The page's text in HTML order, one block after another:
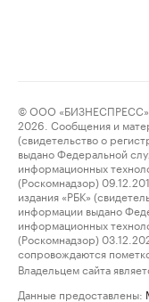
© ООО
2026. Сообщения и
(свидетельство о
выдано Федеральной
информационных
(Роскомнадзор)
издания «РБК»
информации выдано
информационных
(Роскомнадзор)
сопровождаются
Владельцем сайта
Данные предоставлены: